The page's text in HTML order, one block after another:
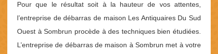
Pour que le résultat soit à la hauteur de vos attentes,
l’entreprise de débarras de maison Les Antiquaires Du Sud
Ouest à Sombrun procède à des techniques bien étudiées.
L’entreprise de débarras de maison à Sombrun met à votre